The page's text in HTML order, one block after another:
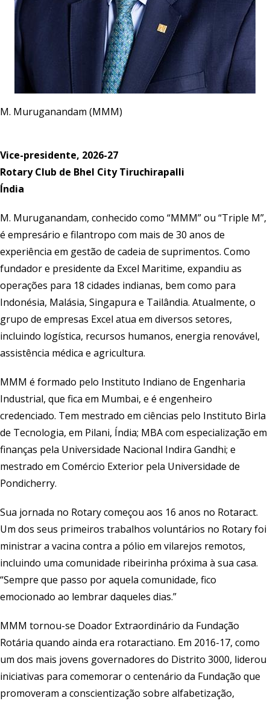
M. Muruganandam (MMM)
Vice-presidente, 2026-27
Rotary Club de Bhel City Tiruchirapalli
Índia
M. Muruganandam, conhecido como “MMM” ou “Triple M”,
é empresário e filantropo com mais de 30 anos de
experiência em gestão de cadeia de suprimentos. Como
fundador e presidente da Excel Maritime, expandiu as
operações para 18 cidades indianas, bem como para
Indonésia, Malásia, Singapura e Tailândia. Atualmente, o
grupo de empresas Excel atua em diversos setores,
incluindo logística, recursos humanos, energia renovável,
assistência médica e agricultura.
MMM é formado pelo Instituto Indiano de Engenharia
Industrial, que fica em Mumbai, e é engenheiro
credenciado. Tem mestrado em ciências pelo Instituto Birla
de Tecnologia, em Pilani, Índia; MBA com especialização em
finanças pela Universidade Nacional Indira Gandhi; e
mestrado em Comércio Exterior pela Universidade de
Pondicherry.
Sua jornada no Rotary começou aos 16 anos no Rotaract.
Um dos seus primeiros trabalhos voluntários no Rotary foi
ministrar a vacina contra a pólio em vilarejos remotos,
incluindo uma comunidade ribeirinha próxima à sua casa.
“Sempre que passo por aquela comunidade, fico
emocionado ao lembrar daqueles dias.”
MMM tornou-se Doador Extraordinário da Fundação
Rotária quando ainda era rotaractiano. Em 2016-17, como
um dos mais jovens governadores do Distrito 3000, liderou
iniciativas para comemorar o centenário da Fundação que
promoveram a conscientização sobre alfabetização,